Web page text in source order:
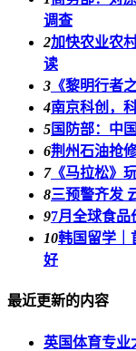
调查
2加快农业农
读
3 《黎明行者
4南京科创，
5国防部：中
6荆州石油抢
7《马拉松》
8三预警齐发
97月全球食品
10韩国留学｜
好
最近更新的内容
英国体育专业